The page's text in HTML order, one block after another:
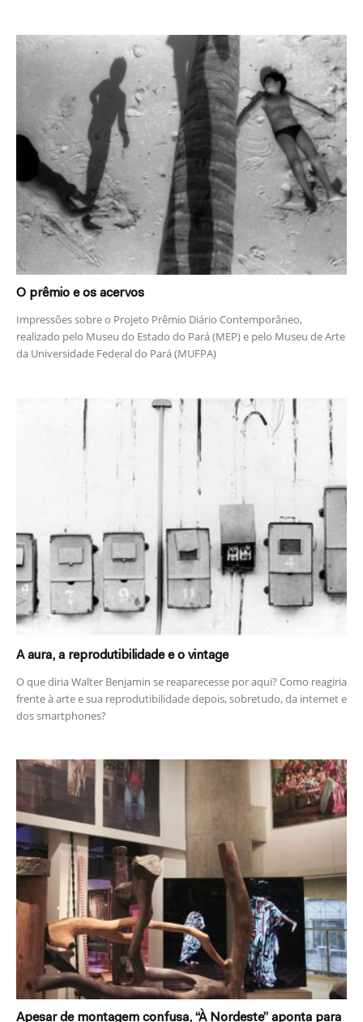
O prêmio e os acervos
Impressões sobre o Projeto Prêmio Diário Contemporâneo,
realizado pelo Museu do Estado do Pará (MEP) e pelo Museu de Arte
da Universidade Federal do Pará (MUFPA)
A aura, a reprodutibilidade e o vintage
O que diria Walter Benjamin se reaparecesse por aqui? Como reagiria
frente à arte e sua reprodutibilidade depois, sobretudo, da internet e
dos smartphones?
Apesar de montagem confusa, “À Nordeste” aponta para